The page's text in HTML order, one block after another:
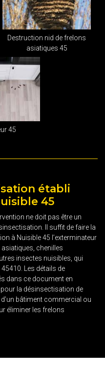
Destruction nid de frelons
asiatiques 45
45
établi
45
ne doit pas être un
Il suffit de faire la
à Nuisible 45 l’exterminateur
chenilles
insectes nuisibles, qui
Les détails de
dans ce document en
la désinsectisation de
bâtiment commercial ou
éliminer les frelons